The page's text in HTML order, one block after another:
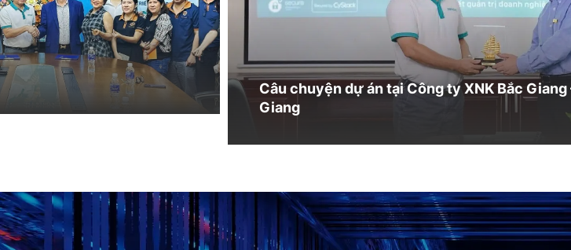
Câu chuyện dự án